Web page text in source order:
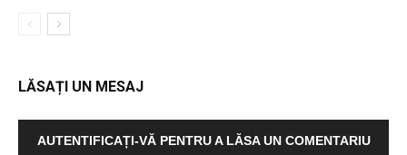
LĂSAȚI UN MESAJ
AUTENTIFICAȚI-VĂ PENTRU A LĂSA UN COMENTARIU